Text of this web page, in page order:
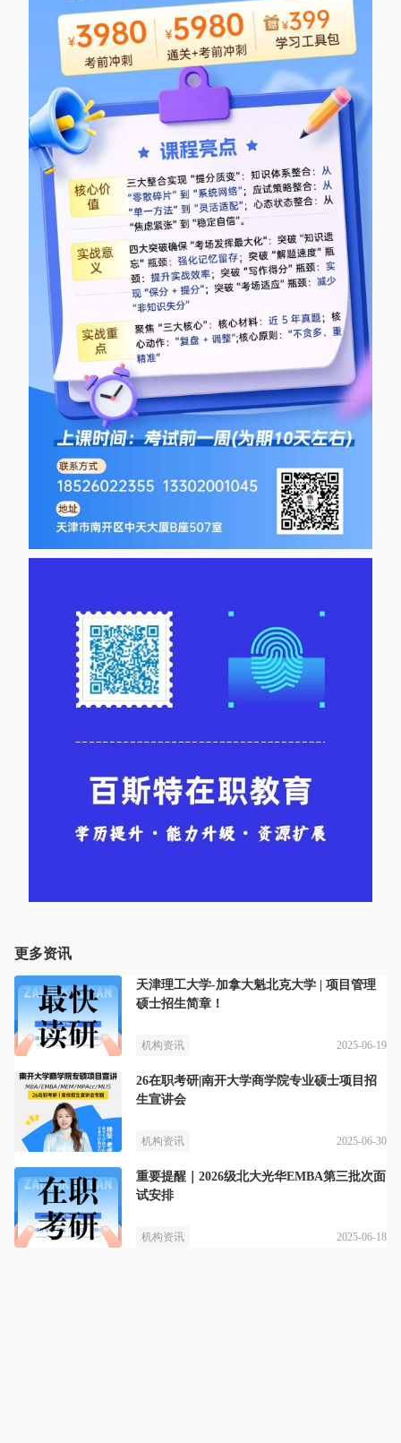
更多资讯
天津理工大学-加拿大魁北克大学 | 项目管理
硕士招生简章！
机构资讯 2025-06-19
26在职考研|南开大学商学院专业硕士项目招
生宣讲会
机构资讯 2025-06-30
重要提醒｜2026级北大光华EMBA第三批次面
试安排
机构资讯 2025-06-18